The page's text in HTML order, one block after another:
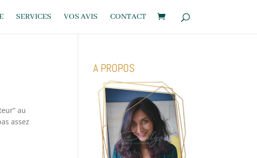
SERVICES VOS AVIS CONTACT
au
assez
A PROPOS